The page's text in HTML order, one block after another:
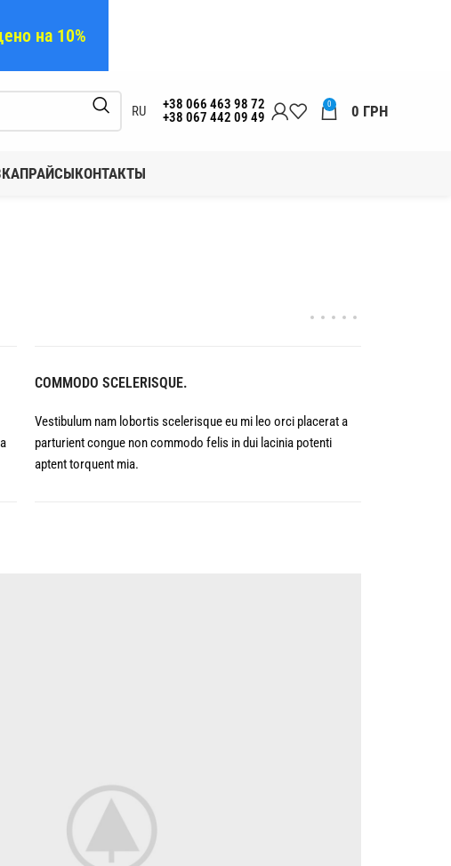
RU
+38 066 463 98 72
+38 067 442 09 49
0 0 ГРН
ПРАЙСЫКОНТАКТЫ
COMMODO SCELERISQUE.
Vestibulum nam lobortis scelerisque eu mi leo orci placerat a
parturient congue non commodo felis in dui lacinia potenti
aptent torquent mia.
на 10%